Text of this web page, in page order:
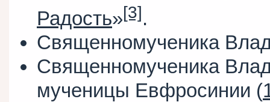
Радость»[3].
Священномученика
Священномученика
мученицы Евфросинии (